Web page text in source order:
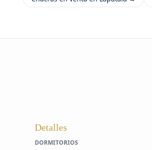
Detalles
DORMITORIOS